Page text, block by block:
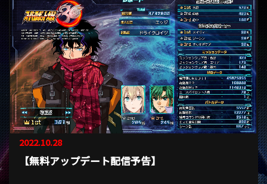
2022.10.28
【無料アップデート配信予告】